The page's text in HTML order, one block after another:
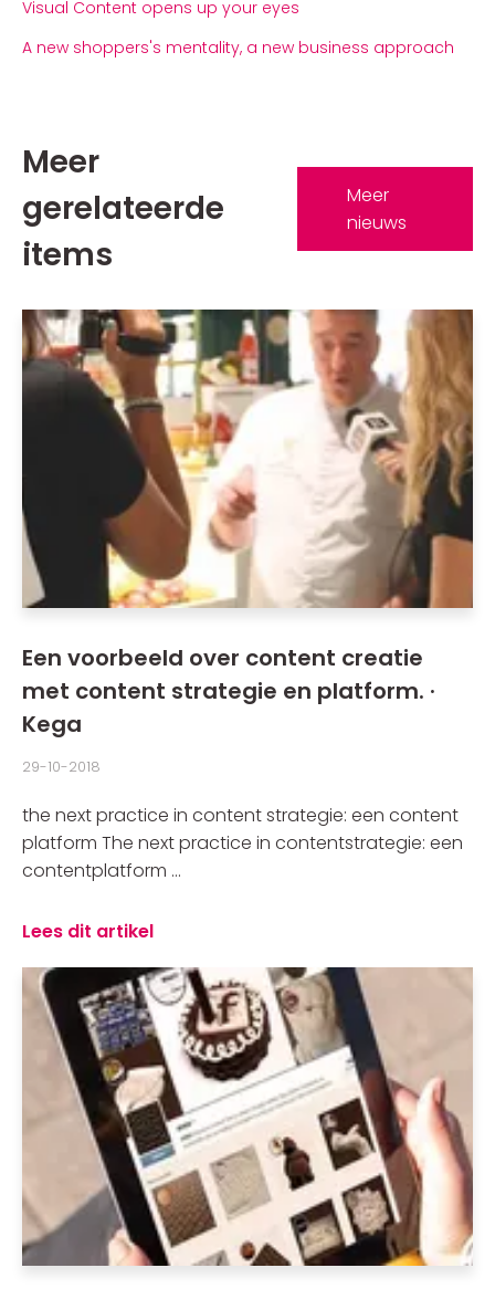
Visual Content opens up your eyes
A new shoppers's mentality, a new business approach
Meer
gerelateerde
items
Meer
nieuws
Een voorbeeld over content creatie
met content strategie en platform. ·
Kega
29-10-2018
the next practice in content strategie: een content
platform The next practice in contentstrategie: een
contentplatform ...
Lees dit artikel